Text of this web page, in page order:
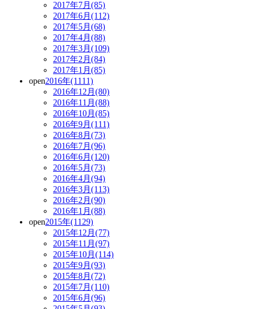
2017年7月(85)
2017年6月(112)
2017年5月(68)
2017年4月(88)
2017年3月(109)
2017年2月(84)
2017年1月(85)
open2016年(1111)
2016年12月(80)
2016年11月(88)
2016年10月(85)
2016年9月(111)
2016年8月(73)
2016年7月(96)
2016年6月(120)
2016年5月(73)
2016年4月(94)
2016年3月(113)
2016年2月(90)
2016年1月(88)
open2015年(1129)
2015年12月(77)
2015年11月(97)
2015年10月(114)
2015年9月(93)
2015年8月(72)
2015年7月(110)
2015年6月(96)